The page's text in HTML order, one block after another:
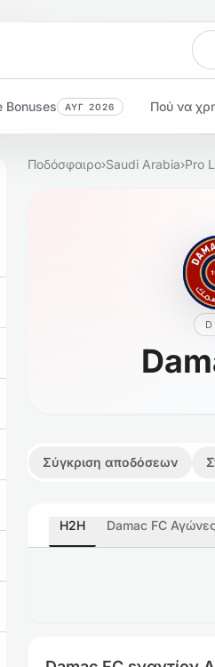
Bonuses ΑΥΓ 2026 Πού να
Ποδόσφαιρο›Saudi Arabia›Pro
Σύγκριση αποδόσεων
H2H Damac FC